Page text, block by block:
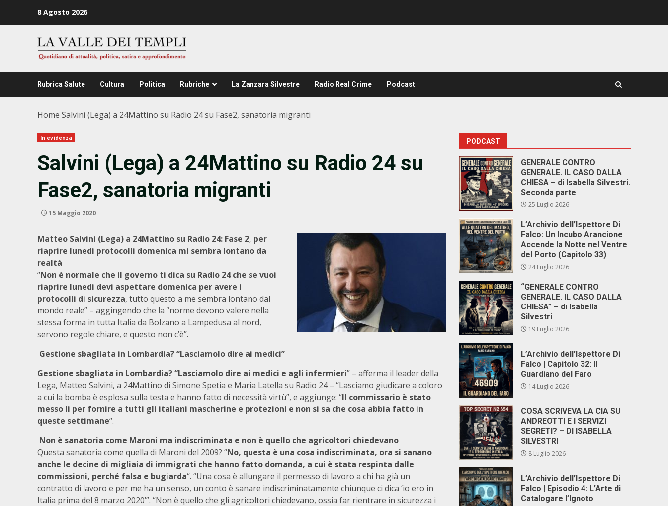
8 Agosto 2026
Rubrica Salute Cultura Politica Rubriche La Zanzara Silvestre Radio Real Crime Podcast
Home Salvini (Lega) a 24Mattino su Radio 24 su Fase2, sanatoria migranti
In evidenza
Salvini (Lega) a 24Mattino su Radio 24 su
Fase2, sanatoria migranti
15 Maggio 2020
Matteo Salvini (Lega) a 24Mattino su Radio 24: Fase 2, per
riaprire lunedì protocolli domenica mi sembra lontano da
realtà
“Non è normale che il governo ti dica su Radio 24 che se vuoi
riaprire lunedì devi aspettare domenica per avere i
protocolli di sicurezza, tutto questo a me sembra lontano dal
mondo reale” – aggingendo che la “norme devono valere nella
stessa forma in tutta Italia da Bolzano a Lampedusa al nord,
servono regole chiare, e questo non c’è”.
Gestione sbagliata in Lombardia? “Lasciamolo dire ai medici”
Gestione sbagliata in Lombardia? “Lasciamolo dire ai medici e agli infermieri” – afferma il leader della
Lega, Matteo Salvini, a 24Mattino di Simone Spetia e Maria Latella su Radio 24 – “Lasciamo giudicare a coloro
a cui la bomba è esplosa sulla testa e hanno fatto di necessità virtù”, e aggiunge: “Il commissario è stato
messo lì per fornire a tutti gli italiani mascherine e protezioni e non si sa che cosa abbia fatto in
queste settimane“.
Non è sanatoria come Maroni ma indiscriminata e non è quello che agricoltori chiedevano
Questa sanatoria come quella di Maroni del 2009? “No, questa è una cosa indiscriminata, ora si sanano
anche le decine di migliaia di immigrati che hanno fatto domanda, a cui è stata respinta dalle
commissioni, perché falsa e bugiarda“. “Una cosa è allungare il permesso di lavoro a chi ha già un
contratto di lavoro e per me ha un senso, un conto è sanare indiscriminatamente chiunque ci dica ‘io ero in
Italia prima del 8 marzo 2020’”. “Non è quello che gli agricoltori chiedevano, ossia far rientrare in sicurezza i
PODCAST
GENERALE CONTRO
GENERALE. IL CASO DALLA
CHIESA – di Isabella Silvestri.
Seconda parte
25 Luglio 2026
L’Archivio dell’Ispettore Di
Falco: Un Incubo Arancione
Accende la Notte nel Ventre
del Porto (Capitolo 33)
24 Luglio 2026
“GENERALE CONTRO
GENERALE. IL CASO DALLA
CHIESA” – di Isabella
Silvestri
19 Luglio 2026
L’Archivio dell’Ispettore Di
Falco | Capitolo 32: Il
Guardiano del Faro
14 Luglio 2026
COSA SCRIVEVA LA CIA SU
ANDREOTTI E I SERVIZI
SEGRETI? – DI ISABELLA
SILVESTRI
8 Luglio 2026
L’Archivio dell’Ispettore Di
Falco | Episodio 4: L’Arte di
Catalogare l’Ignoto